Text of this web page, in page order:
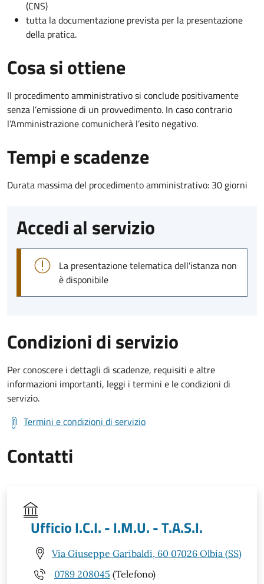
(CNS)
tutta la documentazione prevista per la presentazione
della pratica.
Cosa si ottiene
Il procedimento amministrativo si conclude positivamente
senza l’emissione di un provvedimento. In caso contrario
l’Amministrazione comunicherà l’esito negativo.
Tempi e scadenze
Durata massima del procedimento amministrativo: 30 giorni
Accedi al servizio
La presentazione telematica dell'istanza non
è disponibile
Condizioni di servizio
Per conoscere i dettagli di scadenze, requisiti e altre
informazioni importanti, leggi i termini e le condizioni di
servizio.
Termini e condizioni di servizio
Contatti
Ufficio I.C.I. - I.M.U. - T.A.S.I.
Via Giuseppe Garibaldi, 60 07026 Olbia (SS)
0789 208045 (Telefono)